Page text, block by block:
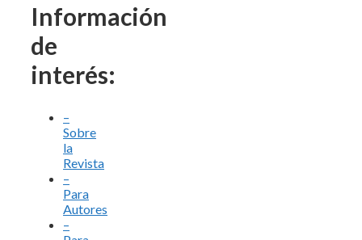
Información
de
interés:
–
Sobre
la
Revista
–
Para
Autores
–